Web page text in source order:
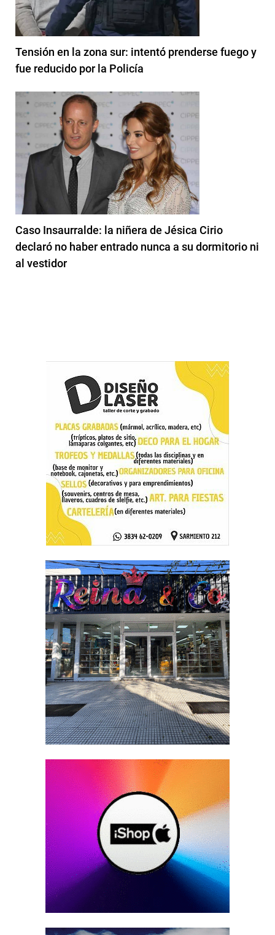
Tensión en la zona sur: intentó prenderse fuego y
fue reducido por la Policía
Caso Insaurralde: la niñera de Jésica Cirio
declaró no haber entrado nunca a su dormitorio ni
al vestidor